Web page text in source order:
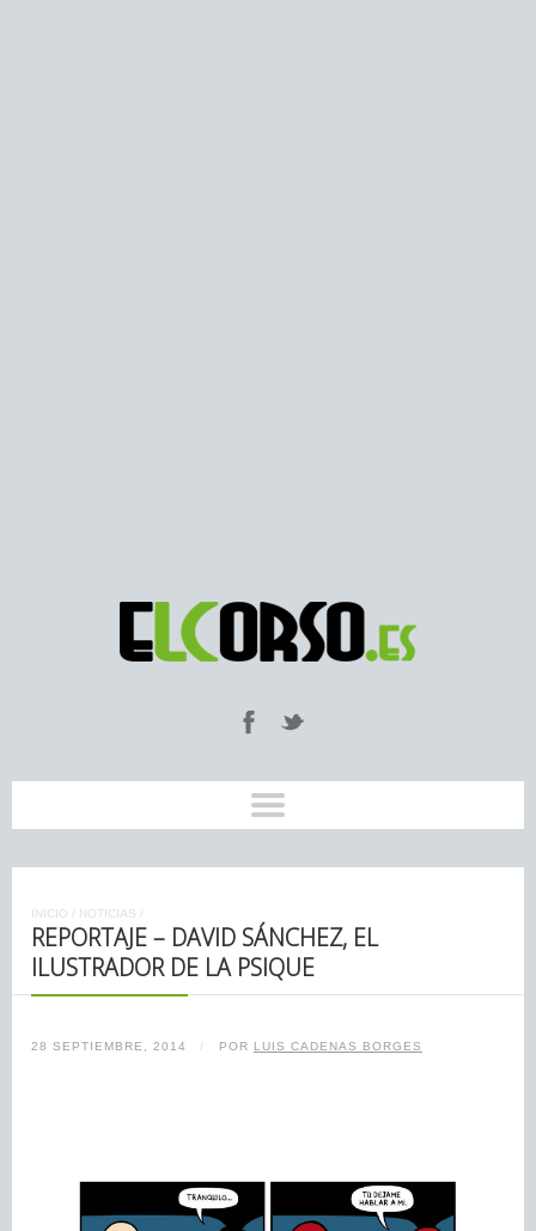
INICIO / NOTICIAS /
REPORTAJE – DAVID SÁNCHEZ, EL
ILUSTRADOR DE LA PSIQUE
28 SEPTIEMBRE, 2014 / POR LUIS CADENAS BORGES